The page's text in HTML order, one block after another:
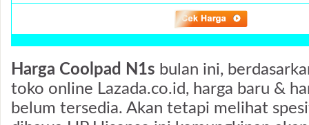
Harga Coolpad N1s bulan ini,
toko online Lazada.co.id, harga baru &
belum tersedia. Akan tetapi melihat